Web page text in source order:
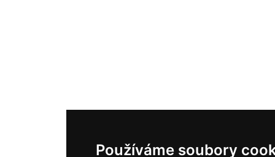
Používáme soubory